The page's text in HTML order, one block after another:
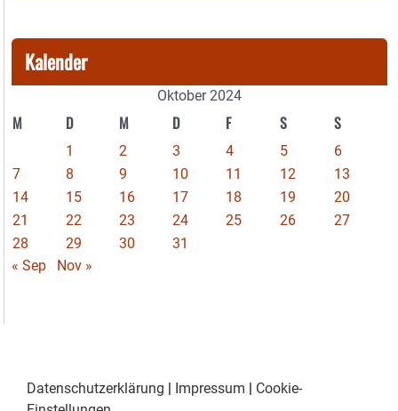
Kalender
Oktober 2024
M D M D F S S
1 2 3 4 5
6
7
8 9 10 11 12
13
14
15 16 17 18 19
20
21
22 23 24 25 26
27
28
29 30
31
« Sep
Nov »
Datenschutzerklärung | Impressum | Cookie-